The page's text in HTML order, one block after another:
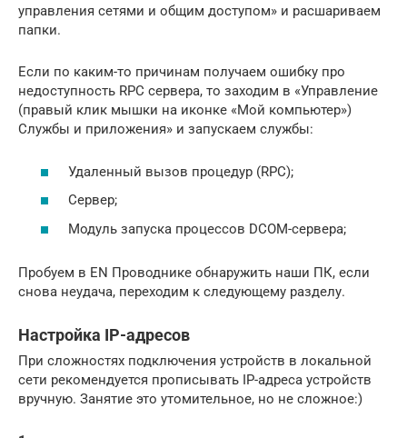
управления сетями и общим доступом» и расшариваем
папки.
Если по каким-то причинам получаем ошибку про
недоступность RPC сервера, то заходим в «Управление
(правый клик мышки на иконке «Мой компьютер»)
Службы и приложения» и запускаем службы:
Удаленный вызов процедур (RPC);
Сервер;
Модуль запуска процессов DCOM-сервера;
Пробуем в EN Проводнике обнаружить наши ПК, если
снова неудача, переходим к следующему разделу.
Настройка IP-адресов
При сложностях подключения устройств в локальной
сети рекомендуется прописывать IP-адреса устройств
вручную. Занятие это утомительное, но не сложное:)